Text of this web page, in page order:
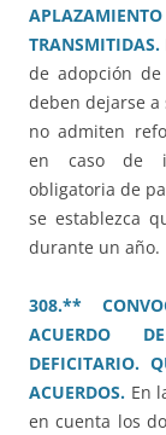
TRANSMITIDAS.
de adopción
deben dejarse a
no admiten
en caso de
obligatoria de
se establezca
durante un año.
308.**
ACUERDO
DEFICITARIO.
ACUERDOS. En
en cuenta los